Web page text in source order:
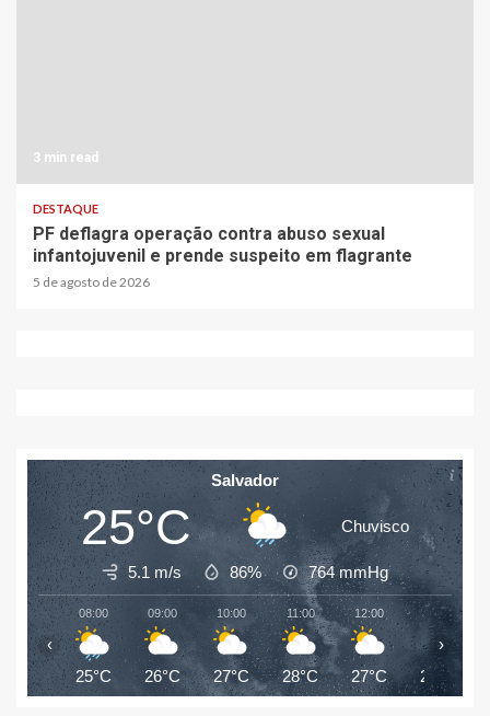
3 min read
DESTAQUE
PF deflagra operação contra abuso sexual
infantojuvenil e prende suspeito em flagrante
5 de agosto de 2026
Salvador
25°C Chuvisco
5.1 m/s 86% 764mmHg
08:00
25°C
09:00
26°C
10:00
27°C
11:00
28°C
12:00
27°C
13:00
27°C
‹ ›